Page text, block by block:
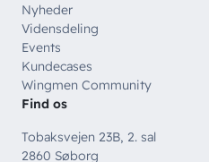
Nyheder
Vidensdeling
Events
Kundecases
Wingmen Community
Find os
Tobaksvejen 23B, 2. sal
2860 Søborg